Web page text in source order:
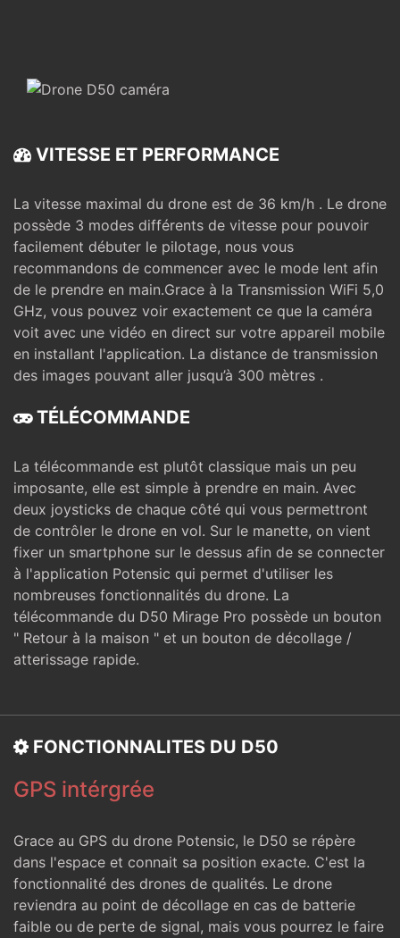
VITESSE ET PERFORMANCE
La vitesse maximal du drone est de 36 km/h . Le drone
possède 3 modes différents de vitesse pour pouvoir
facilement débuter le pilotage, nous vous
recommandons de commencer avec le mode lent afin
de le prendre en main.Grace à la Transmission WiFi 5,0
GHz, vous pouvez voir exactement ce que la caméra
voit avec une vidéo en direct sur votre appareil mobile
en installant l'application. La distance de transmission
des images pouvant aller jusqu’à 300 mètres .
TÉLÉCOMMANDE
La télécommande est plutôt classique mais un peu
imposante, elle est simple à prendre en main. Avec
deux joysticks de chaque côté qui vous permettront
de contrôler le drone en vol. Sur le manette, on vient
fixer un smartphone sur le dessus afin de se connecter
à l'application Potensic qui permet d'utiliser les
nombreuses fonctionnalités du drone. La
télécommande du D50 Mirage Pro possède un bouton
" Retour à la maison " et un bouton de décollage /
atterissage rapide.
FONCTIONNALITES DU D50
GPS intérgrée
Grace au GPS du drone Potensic, le D50 se répère
dans l'espace et connait sa position exacte. C'est la
fonctionnalité des drones de qualités. Le drone
reviendra au point de décollage en cas de batterie
faible ou de perte de signal, mais vous pourrez le faire